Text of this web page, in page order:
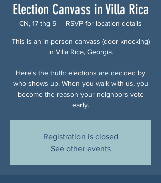
Election Canvass in Villa Rica
CN, 17 thg 5
  |
RSVP for location details
This is an in-person canvass (door knocking)
in Villa Rica, Georgia.
Here's the truth: elections are decided by
who shows up. When you walk with us, you
become the reason your neighbors vote
early.
Registration is closed
See other events